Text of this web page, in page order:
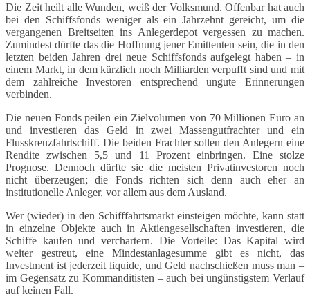
Die Zeit heilt alle Wunden, weiß der Volksmund. Offenbar hat auch
bei den Schiffsfonds weniger als ein Jahrzehnt gereicht, um die
vergangenen Breitseiten ins Anlegerdepot vergessen zu machen.
Zumindest dürfte das die Hoffnung jener Emittenten sein, die in den
letzten beiden Jahren drei neue Schiffsfonds aufgelegt haben – in
einem Markt, in dem kürzlich noch Milliarden verpufft sind und mit
dem zahlreiche Investoren entsprechend ungute Erinnerungen
verbinden.
Die neuen Fonds peilen ein Zielvolumen von 70 Millionen Euro an
und investieren das Geld in zwei Massengutfrachter und ein
Flusskreuzfahrtschiff. Die beiden Frachter sollen den Anlegern eine
Rendite zwischen 5,5 und 11 Prozent einbringen. Eine stolze
Prognose. Dennoch dürfte sie die meisten Privatinvestoren noch
nicht überzeugen; die Fonds richten sich denn auch eher an
institutionelle Anleger, vor allem aus dem Ausland.
Wer (wieder) in den Schifffahrtsmarkt einsteigen möchte, kann statt
in einzelne Objekte auch in Aktiengesellschaften investieren, die
Schiffe kaufen und verchartern. Die Vorteile: Das Kapital wird
weiter gestreut, eine Mindestanlagesumme gibt es nicht, das
Investment ist jederzeit liquide, und Geld nachschießen muss man –
im Gegensatz zu Kommanditisten – auch bei ungünstigstem Verlauf
auf keinen Fall.